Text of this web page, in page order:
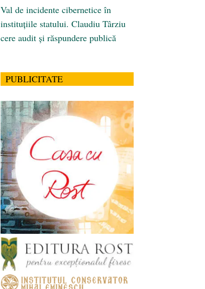
Val de incidente cibernetice în
instituțiile statului. Claudiu Târziu
cere audit și răspundere publică
PUBLICITATE